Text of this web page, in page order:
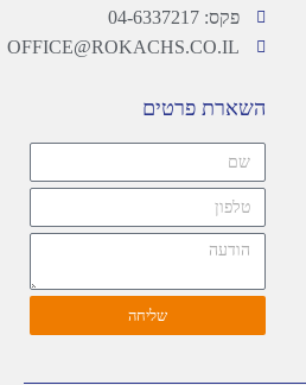
פקס: 04-6337217
OFFICE@ROKACHS.CO.IL
השארת פרטים
שליחה